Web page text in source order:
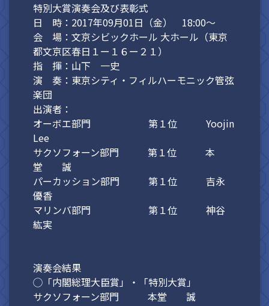
特別大賞演奏会及び表彰式
日 時：2017年09月01日（金） 18:00～
会 場：文京シビックホール 大ホール（東京
都文京区春日１ー１６ー２１）
指 揮：山下 一史
演 奏：東京シティ・フィルハーモニック管弦
楽団
出演者：
オーボエ部門 第１位 Yoojin
Lee
サクソフォーン部門 第１位 本
堂 誠
パーカッション部門 第１位 吉永
優香
マリンバ部門 第１位 神谷
紘実
演奏会結果
◯「内閣総理大臣賞」・「特別大賞」
サクソフォーン部門 本堂 誠